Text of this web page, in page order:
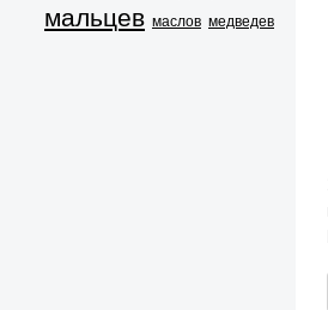
мальцев маслов медведев